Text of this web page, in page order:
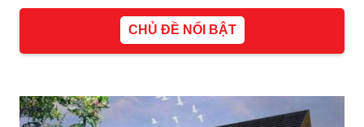
CHỦ ĐỀ NỔI BẬT